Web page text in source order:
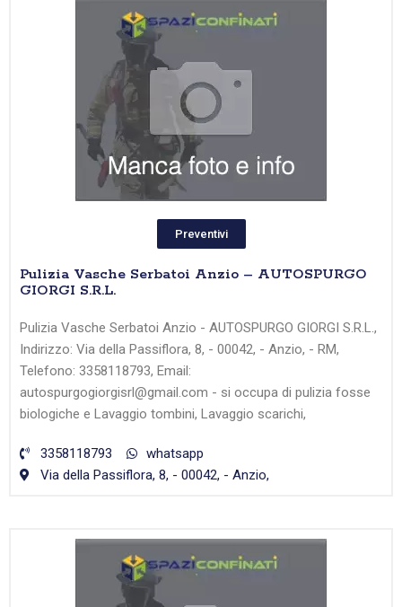
Preventivi
Pulizia Vasche Serbatoi Anzio – AUTOSPURGO
GIORGI S.R.L.
Pulizia Vasche Serbatoi Anzio - AUTOSPURGO GIORGI S.R.L.,
Indirizzo: Via della Passiflora, 8, - 00042, - Anzio, - RM,
Telefono: 3358118793, Email:
autospurgogiorgisrl@gmail.com - si occupa di pulizia fosse
biologiche e Lavaggio tombini, Lavaggio scarichi,
3358118793
whatsapp
Via della Passiflora, 8, - 00042, - Anzio,